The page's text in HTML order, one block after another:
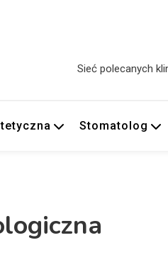
Sieć polecanych
Stomatolog